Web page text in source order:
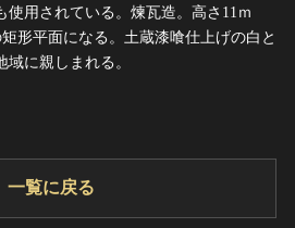
使用されている。煉瓦造。高さ11ｍ
形平面になる。土蔵漆喰仕上げの白と
に親しまれる。
一覧に戻る